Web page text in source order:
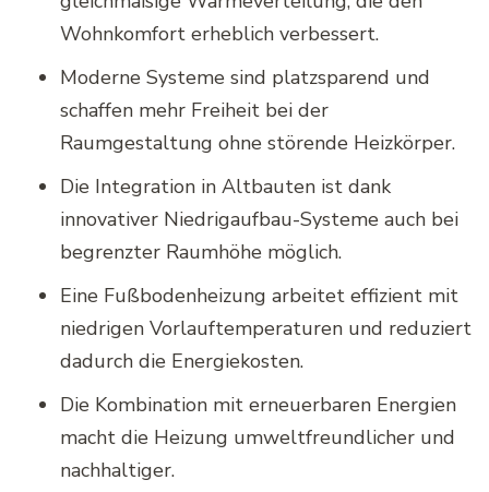
Wohnkomfort erheblich verbessert.
Moderne Systeme sind platzsparend und
schaffen mehr Freiheit bei der
Raumgestaltung ohne störende Heizkörper.
Die Integration in Altbauten ist dank
innovativer Niedrigaufbau-Systeme auch bei
begrenzter Raumhöhe möglich.
Eine Fußbodenheizung arbeitet effizient mit
niedrigen Vorlauftemperaturen und reduziert
dadurch die Energiekosten.
Die Kombination mit erneuerbaren Energien
macht die Heizung umweltfreundlicher und
nachhaltiger.